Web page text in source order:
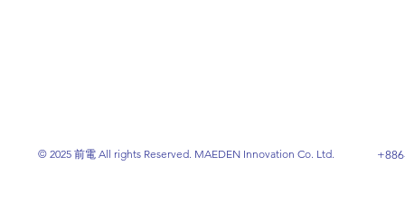
© 2025 前電 All rights Reserved. MAEDEN Innovation Co. Ltd.